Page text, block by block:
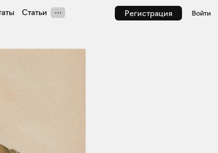
Регистрация Войти
Статьи